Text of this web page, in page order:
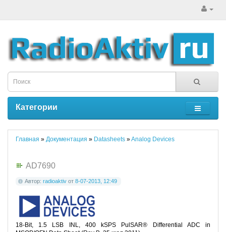
Категории
Главная » Документация » Datasheets »Analog Devices
AD7690
Автор: radioaktiv от 8-07-2013, 12:49
18-Bit, 1.5 LSB INL, 400 kSPS PulSAR® Differential ADC in